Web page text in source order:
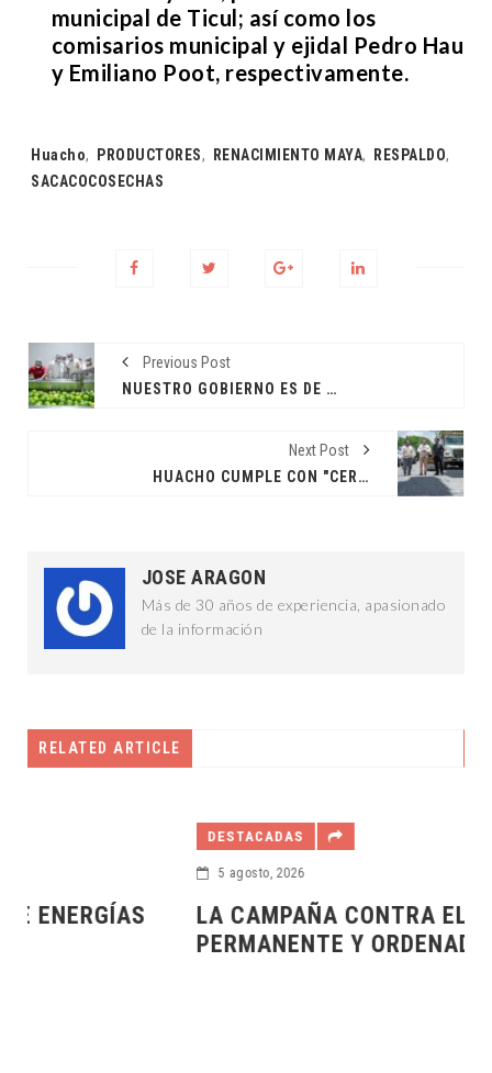
municipal de Ticul; así como los
comisarios municipal y ejidal Pedro Hau
y Emiliano Poot, respectivamente.
Tags:
Huacho, PRODUCTORES, RENACIMIENTO MAYA, RESPALDO,
SACACOCOSECHAS
Previous Post
NUESTRO GOBIERNO ES DE TERRITORIO NO DE ESCRITORIO: JDM
Next Post
HUACHO CUMPLE CON "CERO BACHES"
JOSE ARAGON
Más de 30 años de experiencia, apasionado
de la información
RELATED ARTICLE
LA CAMPAÑA CONTRA EL DENGUE SERÁ
PERMANENTE Y ORDENADA